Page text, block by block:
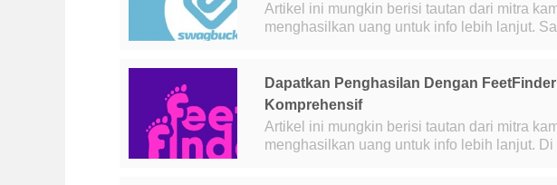
Artikel ini mungkin berisi tautan dari mitra
menghasilkan uang untuk info lebih lanjut. Saya telah dibayar untuk
Dapatkan Penghasilan Dengan
Komprehensif
Artikel ini mungkin berisi tautan dari mitra
menghasilkan uang untuk info lebih lanjut. Di era digital saat ini, terdapat